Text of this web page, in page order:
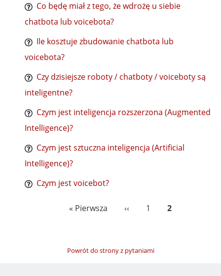
Co będę miał z tego, że wdrożę u siebie
chatbota lub voicebota?
Ile kosztuje zbudowanie chatbota lub
voicebota?
Czy dzisiejsze roboty / chatboty / voiceboty są
inteligentne?
Czym jest inteligencja rozszerzona (Augmented
Intelligence)?
Czym jest sztuczna inteligencja (Artificial
Intelligence)?
Czym jest voicebot?
Pierwsza
« Pierwsza
Poprzednia
‹‹ Page
1
Bieżąca
2
Powrót do strony z pytaniami